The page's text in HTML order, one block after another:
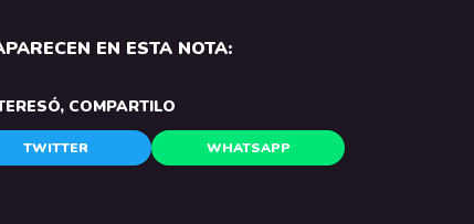
EN ESTA NOTA:
COMPARTILO
TWITTER WHATSAPP